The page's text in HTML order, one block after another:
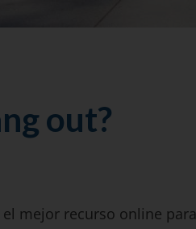
out?
mejor recurso online para